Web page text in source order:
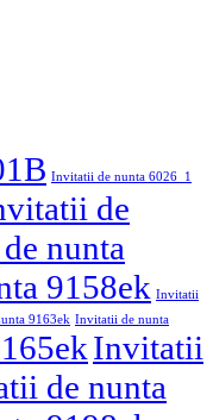
Invitatii de nunta 6026_1
de
nunta
9158ek Invitatii
9163ek Invitatii de nunta
Invitatii
de nunta